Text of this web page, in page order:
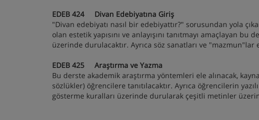
EDEB 424 Divan Edebiyatına Giriş
"Divan edebiyatı nasıl bir edebiyattır?" sorusundan yola
olan estetik yapısını ve anlayışını tanıtmayı amaçlayan
üzerinde durulacaktır. Ayrıca söz sanatları ve "mazmun"lar
EDEB 425 Araştırma ve Yazma
Bu derste akademik araştırma yöntemleri ele alınacak,
sözlükler) öğrencilere tanıtılacaktır. Ayrıca öğrencilerin
gösterme kuralları üzerinde durularak çeşitli metinler